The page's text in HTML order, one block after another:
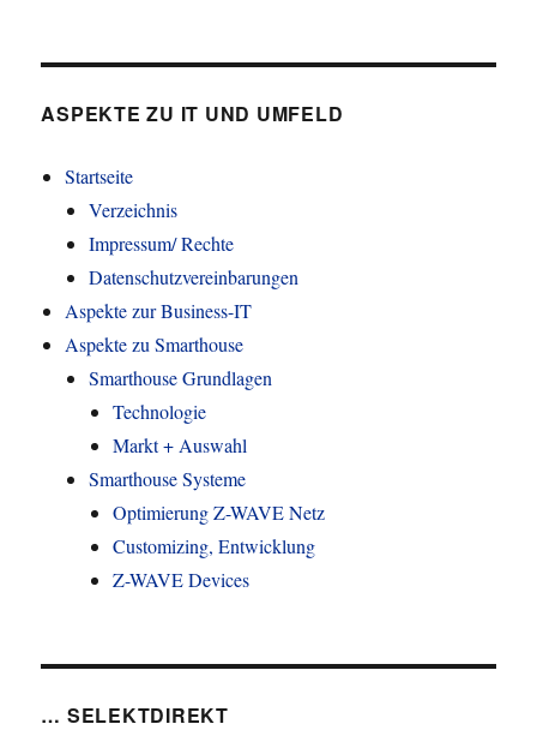
ASPEKTE ZU IT UND UMFELD
Startseite
Verzeichnis
Impressum/ Rechte
Datenschutzvereinbarungen
Aspekte zur Business-IT
Aspekte zu Smarthouse
Smarthouse Grundlagen
Technologie
Markt + Auswahl
Smarthouse Systeme
Optimierung Z-WAVE Netz
Customizing, Entwicklung
Z-WAVE Devices
… SELEKTDIREKT